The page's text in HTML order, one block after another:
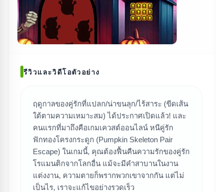
ค้นหาเกม
รีวิวและวิดีโอตัวอย่าง
ฤดูกาลของคู่รักที่แปลก/น่าขนลุก/ไร้สาระ (ขีดเส้น
ใต้ตามความเหมาะสม) ได้ประกาศเปิดแล้ว! และ
คนแรกที่มาถึงคือเกมเควสต์ออนไลน์ หนีคู่รัก
ฟักทองโครงกระดูก (Pumpkin Skeleton Pair
Escape) ในเกมนี้, คุณต้องฟื้นคืนความรักของคู่รัก
โรแมนติกจากโลกอื่น แม้จะมีคำสาบานในงาน
แต่งงาน, ความตายก็พรากพวกเขาจากกัน แต่ไม่
เป็นไร, เราจะแก้ไขอย่างรวดเร็ว